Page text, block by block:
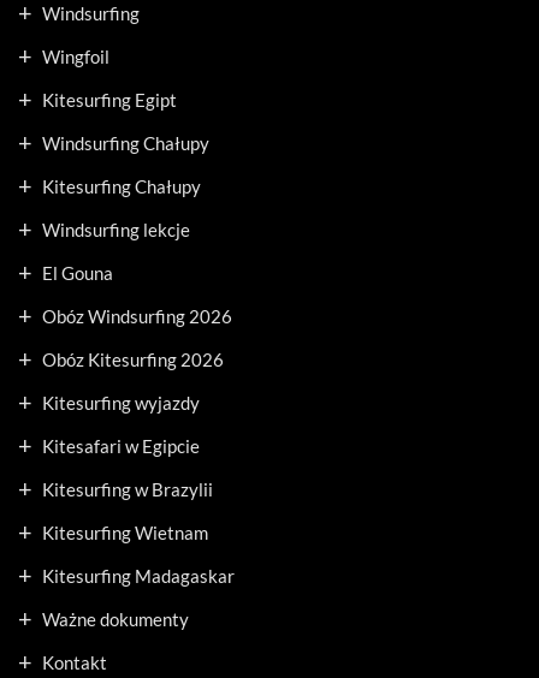
Windsurfing
Wingfoil
Kitesurfing Egipt
Windsurfing Chałupy
Kitesurfing Chałupy
Windsurfing lekcje
El Gouna
Obóz Windsurfing 2026
Obóz Kitesurfing 2026
Kitesurfing wyjazdy
Kitesafari w Egipcie
Kitesurfing w Brazylii
Kitesurfing Wietnam
Kitesurfing Madagaskar
Ważne dokumenty
Kontakt